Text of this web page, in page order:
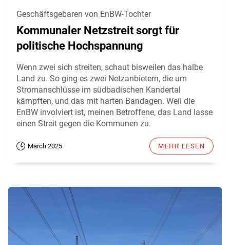
Geschäftsgebaren von EnBW-Tochter
Kommunaler Netzstreit sorgt für
politische Hochspannung
Wenn zwei sich streiten, schaut bisweilen das halbe
Land zu. So ging es zwei Netzanbietern, die um
Stromanschlüsse im südbadischen Kandertal
kämpften, und das mit harten Bandagen. Weil die
EnBW involviert ist, meinen Betroffene, das Land lasse
einen Streit gegen die Kommunen zu.
March 2025 MEHR LESEN